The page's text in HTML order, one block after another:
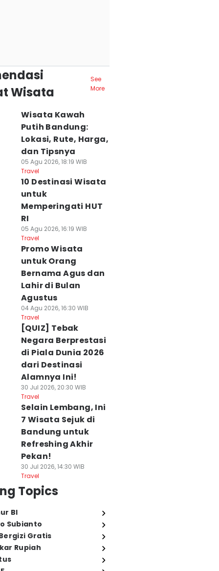
Wisata
See
More
Wisata Kawah
Putih Bandung:
Lokasi, Rute, Harga,
dan Tipsnya
05 Agu 2026, 18:19 WIB
Travel
10 Destinasi Wisata
untuk
Memperingati HUT
RI
05 Agu 2026, 16:19 WIB
Travel
Promo Wisata
untuk Orang
Bernama Agus dan
Lahir di Bulan
Agustus
04 Agu 2026, 16:30 WIB
Travel
[QUIZ] Tebak
Negara Berprestasi
di Piala Dunia 2026
dari Destinasi
Alamnya Ini!
30 Jul 2026, 20:30 WIB
Travel
Selain Lembang, Ini
7 Wisata Sejuk di
Bandung untuk
Refreshing Akhir
Pekan!
30 Jul 2026, 14:30 WIB
Travel
Topics
BI
Subianto
Gratis
Rupiah